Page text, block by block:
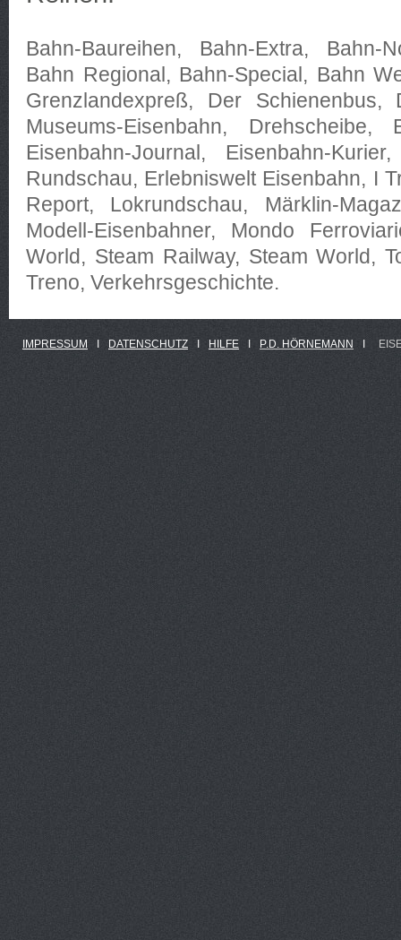
Bahn-Baureihen, Bahn-Extra, Bahn-
Bahn Regional, Bahn-Special, Bahn
Grenzlandexpreß, Der Schienenbus,
Museums-Eisenbahn, Drehscheibe,
Eisenbahn-Journal, Eisenbahn-
Rundschau, Erlebniswelt Eisenbahn, I
Report, Lokrundschau, Märklin-
Modell-Eisenbahner, Mondo
World, Steam Railway, Steam World,
Treno, Verkehrsgeschichte.
IMPRESSUM DATENSCHUTZ HILFE P.D. HÖRNEMANN